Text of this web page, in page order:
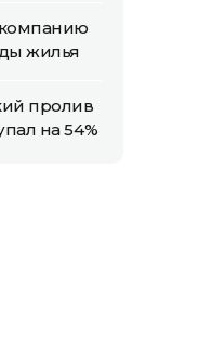
жилья
пролив
на 54%